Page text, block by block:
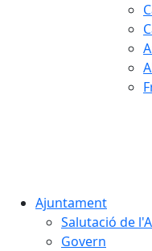
Ajuntament
Salutació de
Govern